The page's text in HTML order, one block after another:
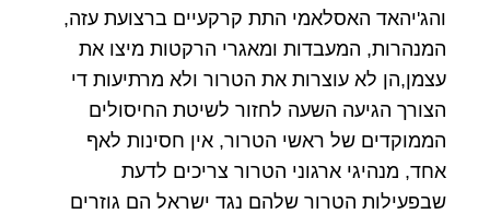
והג'יהאד האסלאמי התת קרקעיים ברצועת עזה,
המנהרות, המעבדות ומאגרי הרקטות מיצו את
עצמן,הן לא עוצרות את הטרור ולא מרתיעות די
הצורך הגיעה השעה לחזור לשיטת החיסולים
הממוקדים של ראשי הטרור, אין חסינות לאף
אחד, מנהיגי ארגוני הטרור צריכים לדעת
שבפעילות הטרור שלהם נגד ישראל הם גוזרים